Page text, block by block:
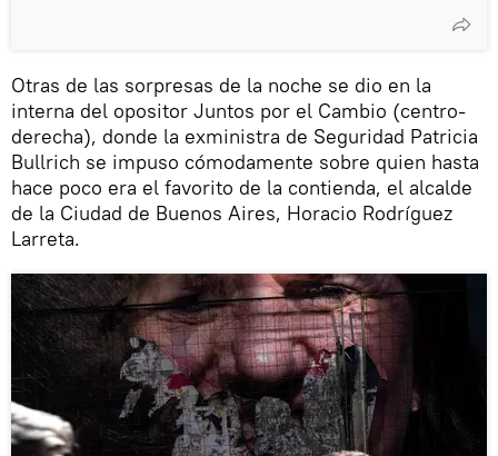
Otras de las sorpresas de la noche se dio en la
interna del opositor Juntos por el Cambio (centro-
derecha), donde la exministra de Seguridad Patricia
Bullrich se impuso cómodamente sobre quien hasta
hace poco era el favorito de la contienda, el alcalde
de la Ciudad de Buenos Aires, Horacio Rodríguez
Larreta.